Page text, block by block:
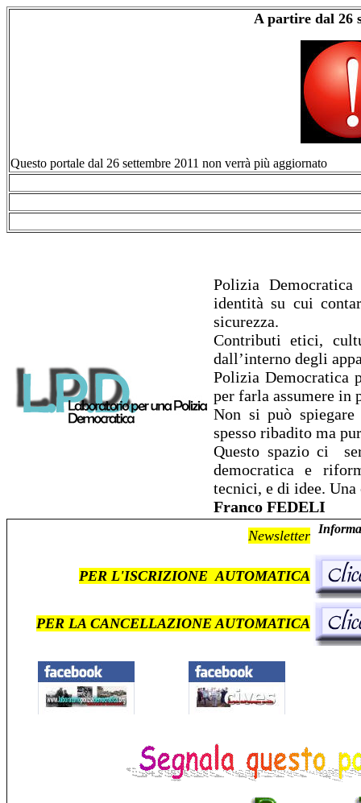
A partire dal 26
Questo portale dal 26 settembre 2011 non verrà più aggiornato
Polizia
identità su cui
sicurezza.
Contributi etici,
dall’interno degli
Polizia Democratica
per farla assumere in
Non si può
spesso ribadito ma
Questo spazio ci
democratica e
tecnici, e di idee.
Franco FEDELI
Newsletter
PER L'ISCRIZIONE AUTOMATICA
PER LA CANCELLAZIONE AUTOMATICA